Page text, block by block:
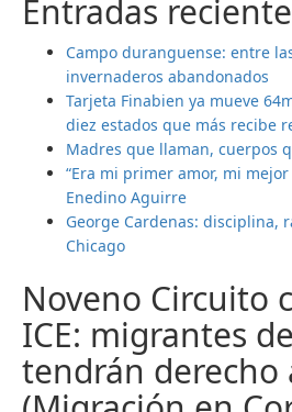
Entradas
Campo duranguense: entre
invernaderos abandonados
Tarjeta Finabien ya mueve
diez estados que más recibe
Madres que llaman, cuerpos
“Era mi primer amor, mi
Enedino Aguirre
George Cardenas: disciplina,
Chicago
Noveno Circuito
ICE: migrantes
tendrán derecho